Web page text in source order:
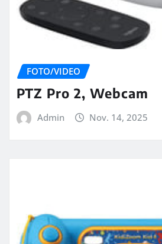
FOTO/VIDEO
PTZ Pro 2, Webcam
Admin Nov. 14, 2025